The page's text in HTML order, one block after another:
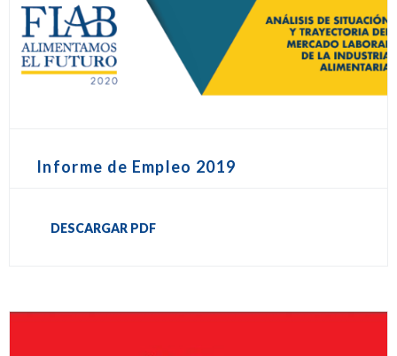
Informe de Empleo 2019
DESCARGAR PDF